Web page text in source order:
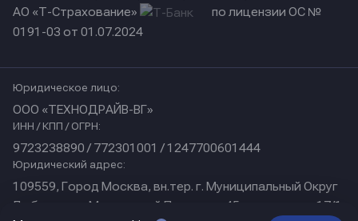
АО «Т-Страхование»
по лицензии ОС №
0191-03 от 01.07.2024
Юридическое лицо:
ООО «ТЕХНОДРАЙВ-ВГ»
ИНН / КПП / ОГРН:
9723238890 / 772301001 / 1247700601444
Юридический адрес:
109559, Город Москва, вн.тер. г. Муниципальный Округ
Люблино, ул Марьинский Парк, дом 45, помещение 17/1